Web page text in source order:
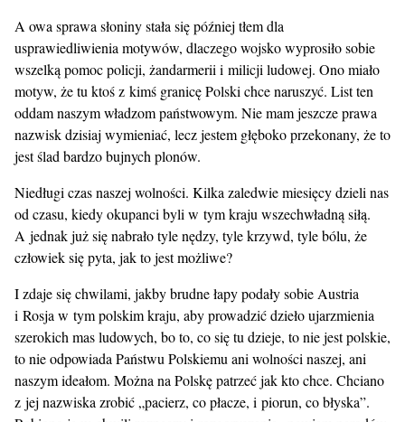
A owa sprawa słoniny stała się później tłem dla
usprawiedliwienia motywów, dlaczego wojsko wyprosiło sobie
wszelką pomoc policji, żandarmerii i milicji ludowej. Ono miało
motyw, że tu ktoś z kimś granicę Polski chce naruszyć. List ten
oddam naszym władzom państwowym. Nie mam jeszcze prawa
nazwisk dzisiaj wymieniać, lecz jestem głęboko przekonany, że to
jest ślad bardzo bujnych plonów.
Niedługi czas naszej wolności. Kilka zaledwie miesięcy dzieli nas
od czasu, kiedy okupanci byli w tym kraju wszechwładną siłą.
A jednak już się nabrało tyle nędzy, tyle krzywd, tyle bólu, że
człowiek się pyta, jak to jest możliwe?
I zdaje się chwilami, jakby brudne łapy podały sobie Austria
i Rosja w tym polskim kraju, aby prowadzić dzieło ujarzmienia
szerokich mas ludowych, bo to, co się tu dzieje, to nie jest polskie,
to nie odpowiada Państwu Polskiemu ani wolności naszej, ani
naszym ideałom. Można na Polskę patrzeć jak kto chce. Chciano
z jej nazwiska zrobić „pacierz, co płacze, i piorun, co błyska”.